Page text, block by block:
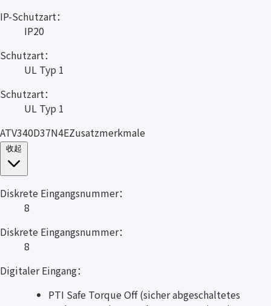
IP-Schutzart：
IP20
Schutzart：
UL Typ 1
Schutzart：
UL Typ 1
ATV340D37N4EZusatzmerkmale
Diskrete Eingangsnummer：
8
Diskrete Eingangsnummer：
8
Digitaler Eingang：
PTI Safe Torque Off (sicher abgeschaltetes